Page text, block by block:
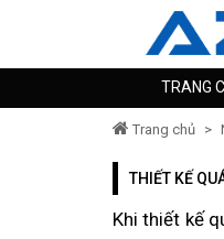
TRANG
Trang chủ >
THIẾT KẾ
Khi thiết kế